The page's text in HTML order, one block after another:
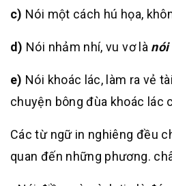
c) Nói một cách hú họa,
d) Nói nhảm nhí, vu vơ là nói
e) Nói khoác lác, làm ra vẻ
chuyện bông đùa khoác lác
Các từ ngữ in nghiêng đều
quan đến những phương.